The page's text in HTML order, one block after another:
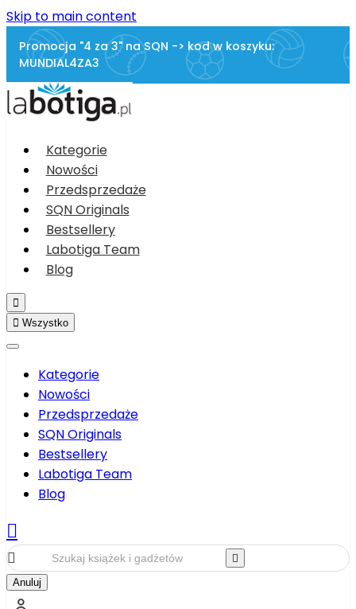
Skip to main content
Promocja "4 za 3" na SQN -> kod w koszyku:
MUNDIAL4ZA3
Kategorie
Nowości
Przedsprzedaże
SQN Originals
Bestsellery
Labotiga Team
Blog

 Wszystko
Kategorie
Nowości
Przedsprzedaże
SQN Originals
Bestsellery
Labotiga Team
Blog



Anuluj